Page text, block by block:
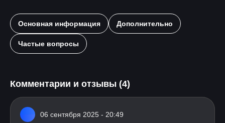
Основная информация Дополнительно
Частые вопросы
Комментарии и отзывы (4)
06 сентября 2025 - 20:49